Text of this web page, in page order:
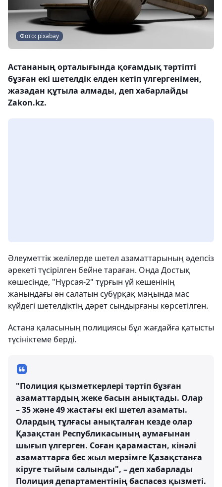
Фото: pixabay
Астананың орталығында қоғамдық тәртіпті
бұзған екі шетелдік елден кетіп үлгергенімен,
жазадан құтыла алмады, деп хабарлайды
Zakon.kz.
Әлеуметтік желілерде шетел азаматтарының әдепсіз
әрекеті түсірілген бейне тараған. Онда Достық
көшесінде, "Нұрсая-2" тұрғын үй кешенінің
жанындағы ән салатын субұрқақ маңында мас
күйдегі шетелдіктің дәрет сындырғаны көрсетілген.
Астана қаласының полициясы бұл жағдайға қатысты
түсініктеме берді.
"Полиция қызметкерлері тәртіп бұзған
азаматтардың жеке басын анықтады. Олар
– 35 және 49 жастағы екі шетел азаматы.
Олардың тұлғасы анықталған кезде олар
Қазақстан Республикасының аумағынан
шығып үлгерген. Соған қарамастан, кінәлі
азаматтарға бес жыл мерзімге Қазақстанға
кіруге тыйым салынды", – деп хабарлады
Полиция департаментінің баспасөз қызметі.